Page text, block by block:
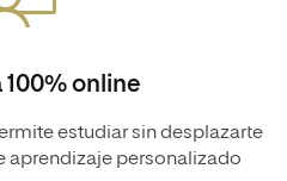
100% online
estudiar sin desplazarte
aprendizaje personalizado